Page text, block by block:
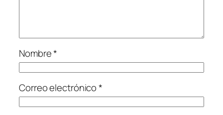
Nombre*
Correo electrónico*